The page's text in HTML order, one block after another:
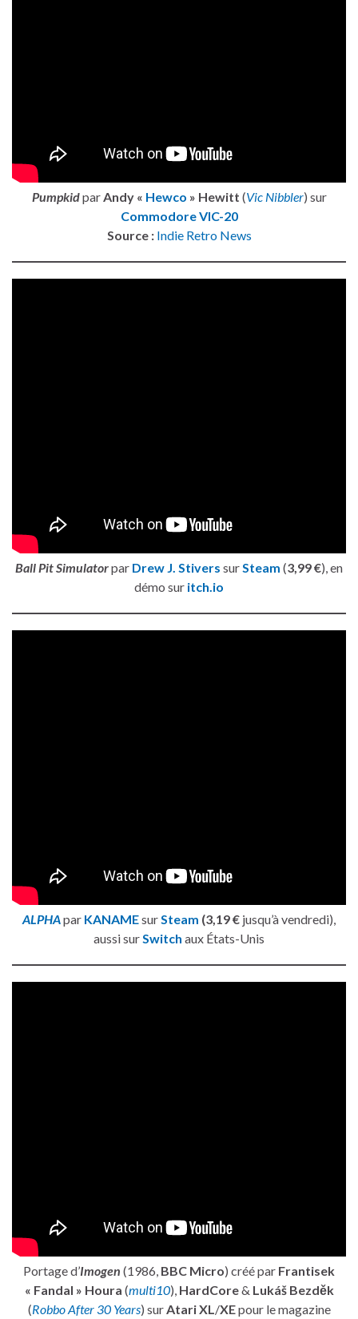
PumpkidparAndy « Hewco » Hewitt (Vic Nibbler) sur
Commodore VIC-20
Source : Indie Retro News
Ball Pit Simulatorpar Drew J. Stivers surSteam (3,99 €), en
démo sur itch.io
ALPHApar KANAMEsurSteam (3,19 € jusqu’à vendredi),
aussi surSwitch aux États-Unis
Portage d’Imogen (1986, BBC Micro) créé par Frantisek
« Fandal » Houra (multi10), HardCore& Lukáš Bezděk
(Robbo After 30 Years) surAtari XL/XEpour le magazine